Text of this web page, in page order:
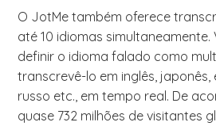
O JotMe também oferece
até 10 idiomas
definir o idioma falado como
transcrevê-lo em inglês, japonês,
russo etc., em tempo real. De
quase 732 milhões de visitantes